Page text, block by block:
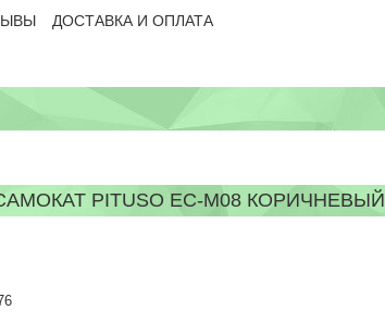
ДОСТАВКА И ОПЛАТА
PITUSO EC-M08 КОРИЧНЕВЫЙ